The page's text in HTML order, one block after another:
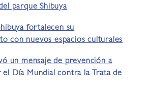
parque Shibuya
fortalecen su
con nuevos espacios culturales
un mensaje de prevención a
Día Mundial contra la Trata de